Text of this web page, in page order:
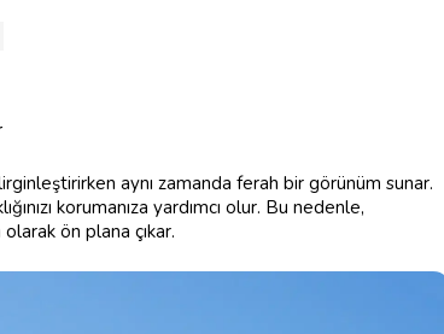
aynı zamanda ferah bir görünüm sunar.
korumanıza yardımcı olur. Bu nedenle,
ön plana çıkar.